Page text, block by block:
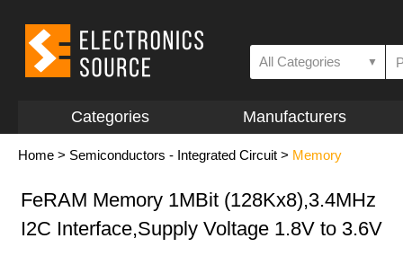
All Categories ▼
Categories Manufacturers
Home > Semiconductors - Integrated Circuit > Memory
FeRAM Memory 1MBit (128Kx8),3.4MHz
I2C Interface,Supply Voltage 1.8V to 3.6V